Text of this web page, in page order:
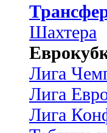
Шахтера
Лига
Лига
Лига